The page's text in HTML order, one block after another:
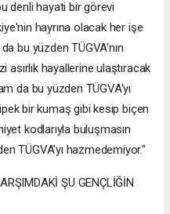
denli hayati bir görevi
hayrına olacak her işe
bu yüzden TÜGVA'nın
hayallerine ulaştıracak
da bu yüzden TÜGVA'yı
bir kumaş gibi kesip biçen
kodlarıyla buluşmasın
TÜGVA'yı hazmedemiyor."
ŞU GENÇLİĞİN